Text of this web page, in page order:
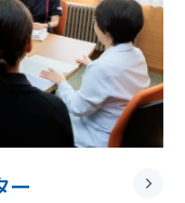
ー